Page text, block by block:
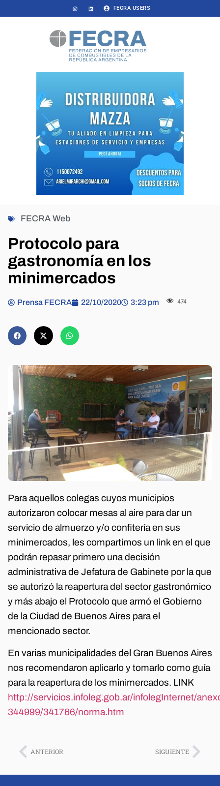
FECRA USERS
FECRA Web
Protocolo para
gastronomía en los
minimercados
Prensa FECRA 22/10/2020 3:23 pm 474
Para aquellos colegas cuyos municipios
autorizaron colocar mesas al aire para dar un
servicio de almuerzo y/o confitería en sus
minimercados, les compartimos un link en el que
podrán repasar primero una decisión
administrativa de Jefatura de Gabinete por la que
se autorizó la reapertura del sector gastronómico
y más abajo el Protocolo que armó el Gobierno
de la Ciudad de Buenos Aires para el
mencionado sector.
En varias municipalidades del Gran Buenos Aires
nos recomendaron aplicarlo y tomarlo como guía
para la reapertura de los minimercados. LINK
http://servicios.infoleg.gob.ar/infolegInternet/
344999/341766/norma.htm
ANTERIOR SIGUIENTE